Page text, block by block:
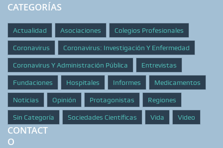
CATEGORÍAS
Actualidad Asociaciones Colegios Profesionales
Coronavirus Coronavirus: Investigación Y Enfermedad
Coronavirus Y Administración Pública Entrevistas
Fundaciones Hospitales Informes Medicamentos
Noticias Opinión Protagonistas Regiones
Sin Categoría Sociedades Científicas Vida Video
CONTACT
O